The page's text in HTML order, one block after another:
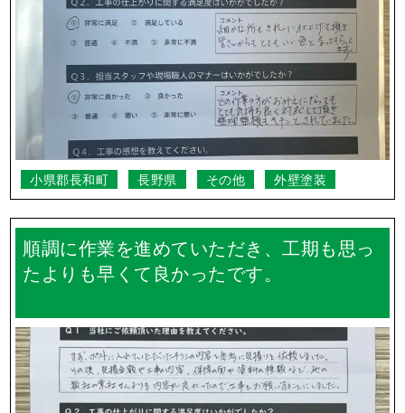
小県郡長和町 長野県 その他 外壁塗装
順調に作業を進めていただき、工期も思っ
たよりも早くて良かったです。